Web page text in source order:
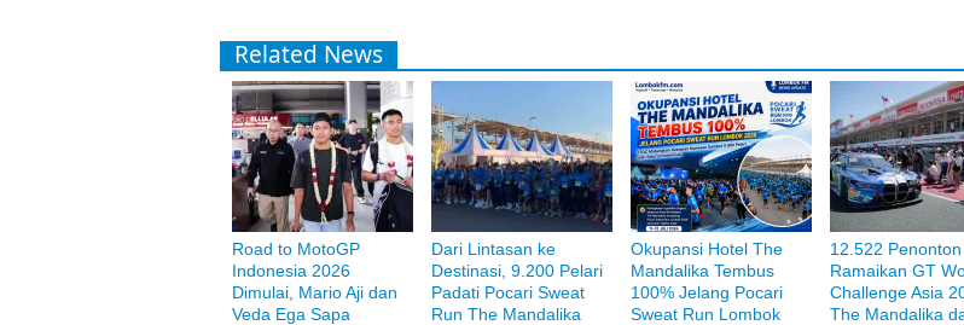
Related News
Road to MotoGP
Indonesia 2026
Dimulai, Mario Aji dan
Veda Ega Sapa
Dari Lintasan ke
Destinasi, 9.200 Pelari
Padati Pocari Sweat
Run The Mandalika
Okupansi Hotel The
Mandalika Tembus
100% Jelang Pocari
Sweat Run Lombok
12.522 Penonton
Ramaikan GT
Challenge Asia
The Mandalika